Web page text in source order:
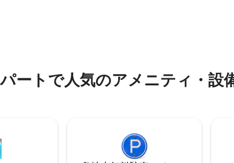
ートで人気のアメニティ・設